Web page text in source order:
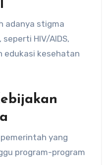
adanya stigma
HIV/AIDS,
edukasi kesehatan
yang
program-program